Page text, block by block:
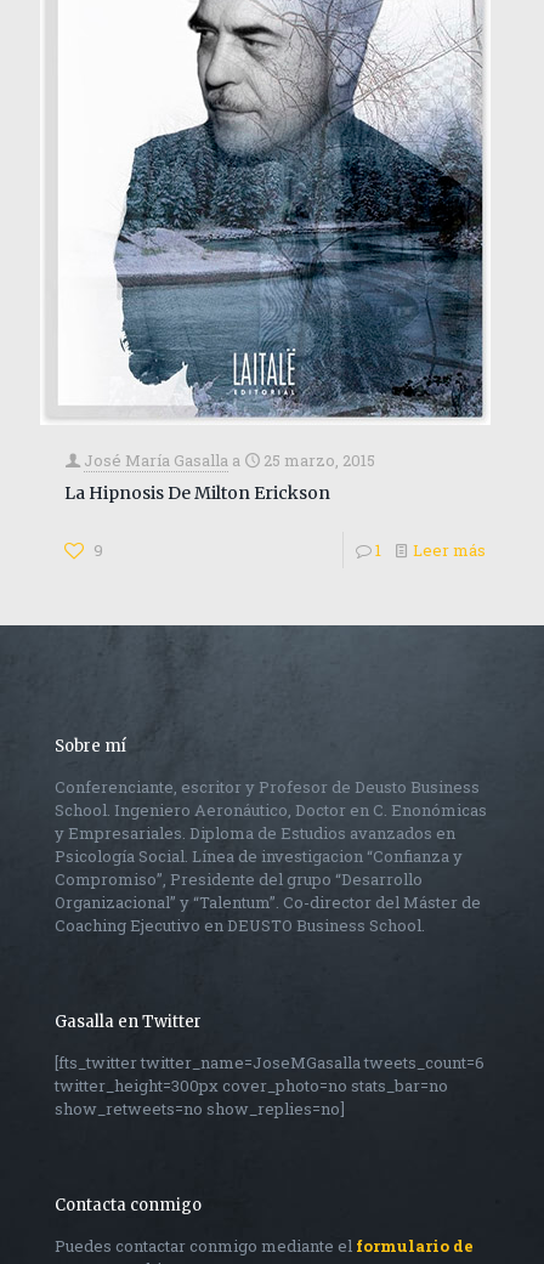
José María Gasalla a
25 marzo, 2015
La Hipnosis De Milton Erickson
9 1 Leer más
Sobre mí
Conferenciante, escritor y Profesor de Deusto Business
School. Ingeniero Aeronáutico, Doctor en C. Enonómicas
y Empresariales. Diploma de Estudios avanzados en
Psicología Social. Línea de investigacion “Confianza y
Compromiso”, Presidente del grupo “Desarrollo
Organizacional” y “Talentum”. Co-director del Máster de
Coaching Ejecutivo en DEUSTO Business School.
Gasalla en Twitter
[fts_twitter twitter_name=JoseMGasalla tweets_count=6
twitter_height=300px cover_photo=no stats_bar=no
show_retweets=no show_replies=no]
Contacta conmigo
Puedes contactar conmigo mediante el formulario de